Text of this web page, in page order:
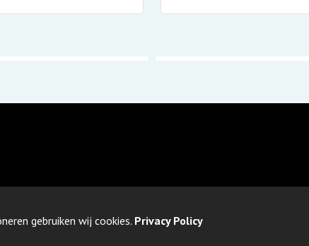
gebruiken wij cookies. Privacy Policy